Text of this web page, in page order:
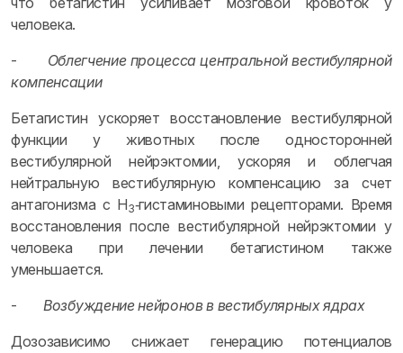
человека.
- Облегчение процесса центральной вестибулярной
компенсации
Бетагистин ускоряет восстановление вестибулярной
функции у животных после односторонней
вестибулярной нейрэктомии, ускоряя и облегчая
нейтральную вестибулярную компенсацию за счет
антагонизма с H3‑гистаминовыми рецепторами. Время
восстановления после вестибулярной нейрэктомии у
человека при лечении бетагистином также
уменьшается.
-Возбуждение нейронов в вестибулярных ядрах
Дозозависимо снижает генерацию потенциалов